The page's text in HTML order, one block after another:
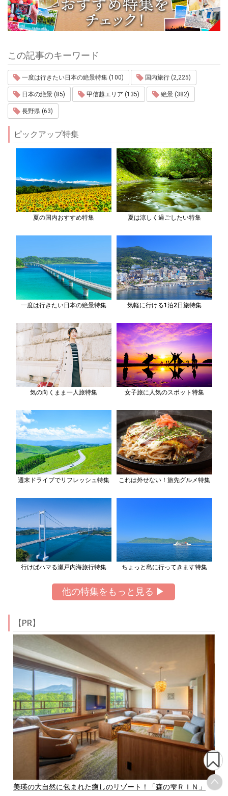
この記事のキーワード
一度は行きたい日本の絶景特集 (100) 国内旅行 (2,225)
日本の絶景 (85) 甲信越エリア (135) 絶景 (382)
長野県 (63)
ピックアップ特集
夏の国内おすすめ特集 夏は涼しく過ごしたい特集
一度は行きたい日本の絶景特集 気軽に行ける1泊2日旅特集
気の向くまま一人旅特集 女子旅に人気のスポット特集
週末ドライブでリフレッシュ特集 これは外せない！旅先グルメ特集
行けばハマる瀬戸内海旅行特集 ちょっと島に行ってきます特集
他の特集をもっと見る ▶
【PR】
美瑛の大自然に包まれた癒しのリゾート！「森の雫ＲＩＮ」